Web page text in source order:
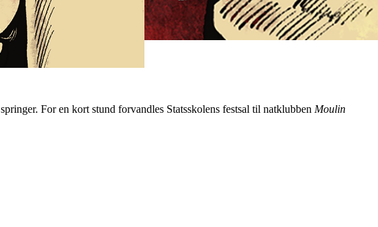
For en kort stund forvandles Statsskolens festsal til natklubben Moulin